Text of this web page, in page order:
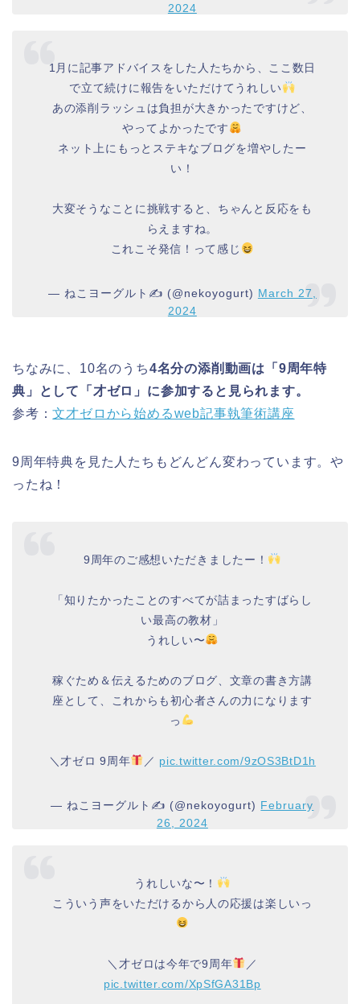
2024
1月に記事アドバイスをした人たちから、ここ数日
で立て続けに報告をいただけてうれしい
あの添削ラッシュは負担が大きかったですけど、
やってよかったです
ネット上にもっとステキなブログを増やしたー
い！
大変そうなことに挑戦すると、ちゃんと反応をも
らえますね。
これこそ発信！って感じ
— ねこヨーグルト✍️ (@nekoyogurt) March 27,
2024
ちなみに、10名のうち4名分の添削動画は「9周年特
典」として「才ゼロ」に参加すると見られます。
参考：文才ゼロから始めるweb記事執筆術講座
9周年特典を見た人たちもどんどん変わっています。や
ったね！
9周年のご感想いただきましたー！
「知りたかったことのすべてが詰まったすばらし
い最高の教材」
うれしい〜
稼ぐため＆伝えるためのブログ、文章の書き方講
座として、これからも初心者さんの力になります
っ
＼才ゼロ 9周年 ／ pic.twitter.com/9zOS3BtD1h
— ねこヨーグルト✍️ (@nekoyogurt) February
26, 2024
うれしいな〜！
こういう声をいただけるから人の応援は楽しいっ
＼才ゼロは今年で9周年
／
pic.twitter.com/XpSfGA31Bp